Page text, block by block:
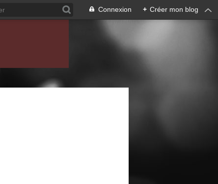
Connexion + Créer mon blog